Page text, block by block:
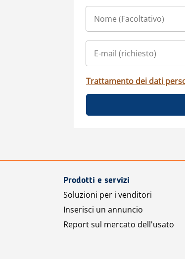
Trattamento dei dati
Prodotti e servizi
Soluzioni per i venditori
Inserisci un annuncio
Report sul mercato dell'usato